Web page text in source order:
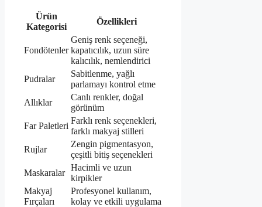
Ürün
Kategorisi
Özellikleri
Fondötenler
Geniş renk seçeneği,
kapatıcılık, uzun süre
kalıcılık, nemlendirici
Pudralar
Sabitlenme, yağlı
parlamayı kontrol etme
Allıklar
Canlı renkler, doğal
görünüm
Far Paletleri
Farklı renk seçenekleri,
farklı makyaj stilleri
Rujlar
Zengin pigmentasyon,
çeşitli bitiş seçenekleri
Maskaralar
Hacimli ve uzun
kirpikler
Makyaj
Fırçaları
Profesyonel kullanım,
kolay ve etkili uygulama